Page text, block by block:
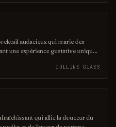
Caraïbes.
audacieux qui marie des
une expérience gustative unique.
sureau et d'un zeste de citron,
fraîcheur et complexité. Idéal
les
COLLINS GLASS
qui allie la douceur du